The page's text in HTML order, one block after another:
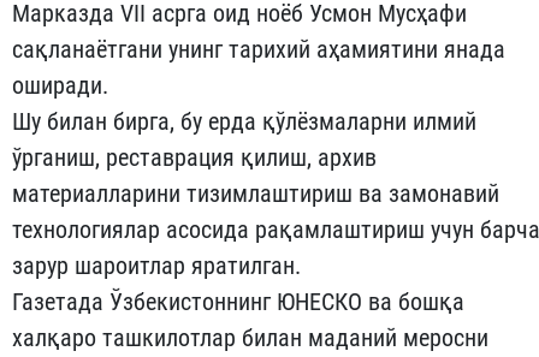
Марказда VII асрга оид ноёб Усмон Мусҳафи
сақланаётгани унинг тарихий аҳамиятини янада
оширади.
Шу билан бирга, бу ерда қўлёзмаларни илмий
ўрганиш, реставрация қилиш, архив
материалларини тизимлаштириш ва замонавий
технологиялар асосида рақамлаштириш учун барча
зарур шароитлар яратилган.
Газетада Ўзбекистоннинг ЮНЕСКО ва бошқа
халқаро ташкилотлар билан маданий меросни